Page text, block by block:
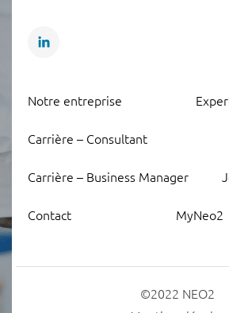
Notre entreprise
Carrière – Consultant
Carrière – Business Manager
Contact MyNeo2
©2022 NEO2